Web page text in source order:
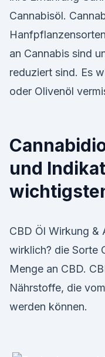
Cannabisöl.
an Cannabis sind
reduziert sind. Es
oder Olivenöl
und
CBD Öl Wirkung &
wirklich? die Sorte
Menge an CBD.
Nährstoffe, die
werden können.